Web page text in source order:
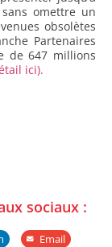
omettre un
obsolètes
Partenaires
de 647 millions
ici).
sociaux :
Email